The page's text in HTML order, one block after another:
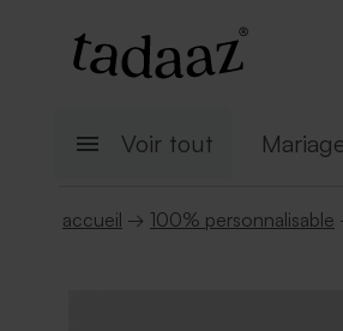
Voir tout
accueil → 100% personnalisable